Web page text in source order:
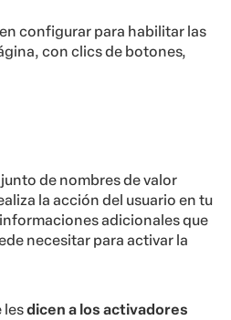
configurar para habilitar las
con clics de botones,
de nombres de valor
la acción del usuario en tu
adicionales que
necesitar para activar la
lesdicen a los activadores